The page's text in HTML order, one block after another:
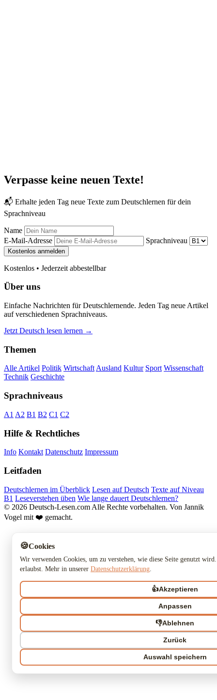
Verpasse keine neuen Texte!
📬 Erhalte jeden Tag neue Texte zum Deutschlernen für dein
Sprachniveau
Name
E-Mail-Adresse
Sprachniveau
Kostenlos anmelden
Kostenlos • Jederzeit abbestellbar
Über uns
Einfache Nachrichten für Deutschlernende. Jeden Tag neue Artikel
auf verschiedenen Sprachniveaus.
Jetzt Deutsch lesen lernen →
Themen
Alle Artikel Politik WirtschaftAusland Kultur Sport Wissenschaft
Technik Geschichte
Sprachniveaus
A1 A2 B1 B2 C1 C2
Hilfe & Rechtliches
Info Kontakt Datenschutz Impressum
Leitfaden
Deutschlernen im Überblick Lesen auf Deutsch Texte auf Niveau
B1 Leseverstehen üben Wie lange dauert Deutschlernen?
© 2026 Deutsch-Lesen.com Alle Rechte vorbehalten. Von Jannik
Vogel mit ❤️ gemacht.
🍪Cookies
Wir verwenden Cookies, um zu verstehen, wie diese Seite genutzt
erlaubst. Mehr in unserer Datenschutzerklärung.
👍Akzeptieren
Anpassen
👎Ablehnen
Zurück
Auswahl speichern